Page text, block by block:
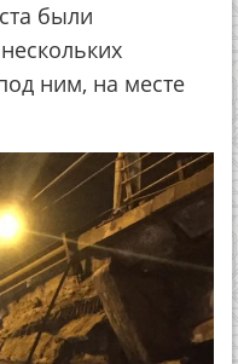
были
ним, на месте